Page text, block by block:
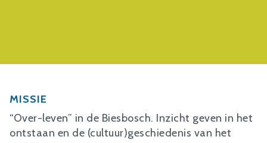
MISSIE
“Over-leven” in de Biesbosch. Inzicht geven in het
ontstaan en de (cultuur)geschiedenis van het